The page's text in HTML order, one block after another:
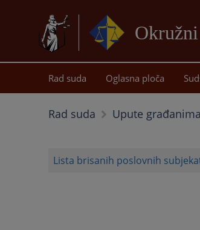
Rad suda Oglasna ploča
Rad suda Upute građanima
Lista brisanih poslovnih